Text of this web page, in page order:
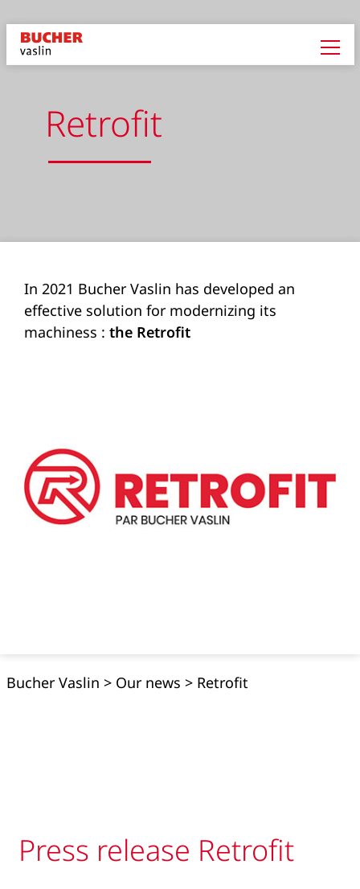
Retrofit
In 2021 Bucher Vaslin has developed an
effective solution for modernizing its
machiness : the Retrofit
Bucher Vaslin > Our news > Retrofit
Press release Retrofit